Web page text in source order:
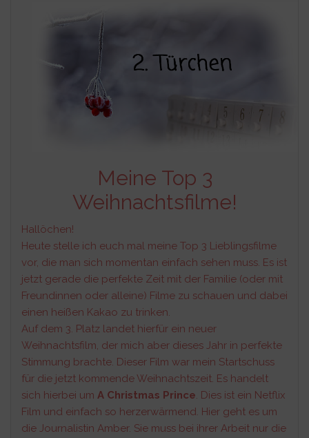
Meine Top 3
Weihnachtsfilme!
Hallöchen!
Heute stelle ich euch mal meine Top 3 Lieblingsfilme
vor, die man sich momentan einfach sehen muss. Es ist
jetzt gerade die perfekte Zeit mit der Familie (oder mit
Freundinnen oder alleine) Filme zu schauen und dabei
einen heißen Kakao zu trinken.
Auf dem 3. Platz landet hierfür ein neuer
Weihnachtsfilm, der mich aber dieses Jahr in perfekte
Stimmung brachte. Dieser Film war mein Startschuss
für die jetzt kommende Weihnachtszeit. Es handelt
sich hierbei um A Christmas Prince. Dies ist ein Netflix
Film und einfach so herzerwärmend. Hier geht es um
die Journalistin Amber. Sie muss bei ihrer Arbeit nur die